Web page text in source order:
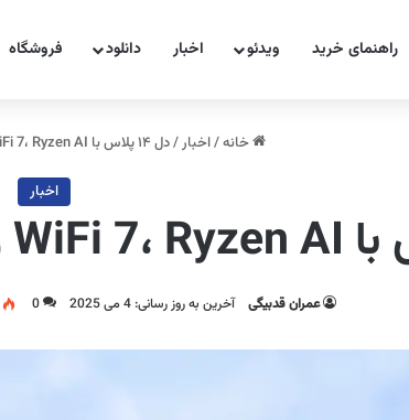
راهنمای خرید ویدئو اخبار دانلود فروشگاه
خانه/اخبار/دل ۱۴ پلاس با WiFi 7، Ryzen AI و گرافیک RDNA3 معرفی شد
اخبار
عمران قدبیگی آخرین به روز رسانی: 4 می 2025 0